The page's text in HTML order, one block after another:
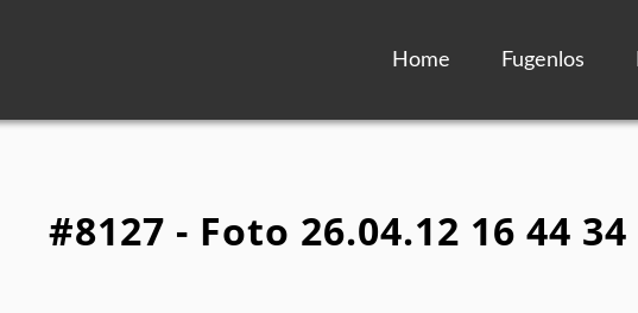
Home Fugenlos
#8127 - Foto 26.04.12 16 44 34